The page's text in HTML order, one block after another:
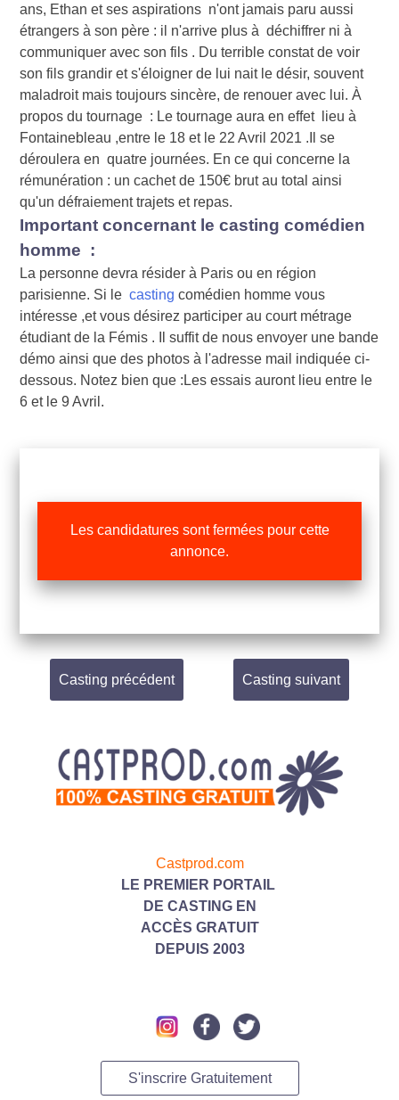
ans, Ethan et ses aspirations n'ont jamais paru aussi
étrangers à son père : il n'arrive plus à déchiffrer ni à
communiquer avec son fils . Du terrible constat de voir
son fils grandir et s'éloigner de lui nait le désir, souvent
maladroit mais toujours sincère, de renouer avec lui. À
propos du tournage : Le tournage aura en effet lieu à
Fontainebleau ,entre le 18 et le 22 Avril 2021 .Il se
déroulera en quatre journées. En ce qui concerne la
rémunération : un cachet de 150€ brut au total ainsi
qu'un défraiement trajets et repas.
Important concernant le casting comédien
homme :
La personne devra résider à Paris ou en région
parisienne. Si le casting comédien homme vous
intéresse ,et vous désirez participer au court métrage
étudiant de la Fémis . Il suffit de nous envoyer une bande
démo ainsi que des photos à l'adresse mail indiquée ci-
dessous. Notez bien que :Les essais auront lieu entre le
6 et le 9 Avril.
Les candidatures sont fermées pour cette
annonce.
Casting précédent Casting suivant
Castprod.com
LE PREMIER PORTAIL
DE CASTING EN
ACC ÈS GRATUIT
DEPUIS 2003
S'inscrire Gratuitement